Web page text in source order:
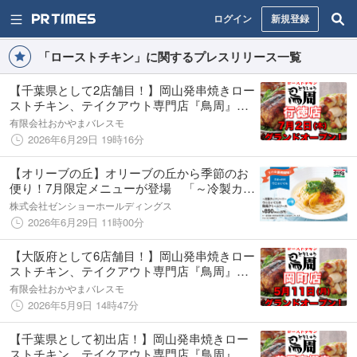
ログイン 新規登録
「ローストチキン」に関するプレスリリース一覧
【千葉県として2店舗目！】岡山発串焼きロー
ストチキン、テイクアウト専門店『鳥周』が
令和8年7月2日(木)に千葉県市川市行徳駅前で
『鳥周 行徳店』をオープン！全国26店舗
有限会社おかやまバレスモ
2026年6月29日 19時16分
【オリーブの丘】オリーブの丘から季節のお
便り！7月限定メニューが登場 「～冷製カッ
ペリーニ～ ウニといくらの和風クリームソー
ス」を発売
株式会社ゼンショーホールディングス
2026年6月29日 11時00分
【大阪府として6店舗目！】岡山発串焼きロー
ストチキン、テイクアウト専門店『鳥周』が
令和8年5月11日(月)に大阪府豊中市中桜塚で
『鳥周 岡町店』をオープン！
有限会社おかやまバレスモ
2026年5月9日 14時47分
【千葉県として初出店！】岡山発串焼きロー
ストチキン、テイクアウト専門店『鳥周』が